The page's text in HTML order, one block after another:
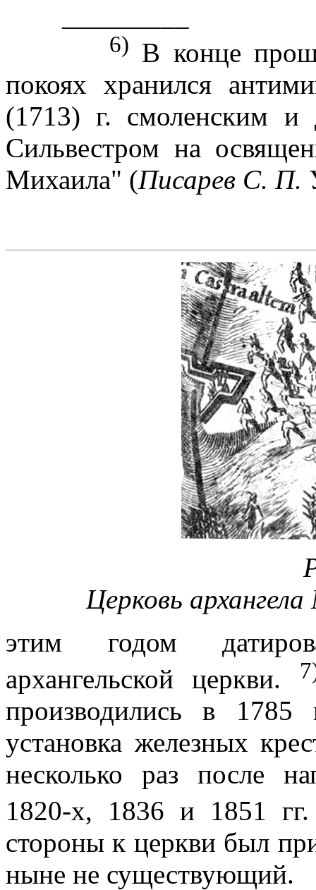
6) В конце
покоях хранился
(1713) г. смоленским и
Сильвестром на
Михаила" (Писарев С. П.
Церковь
этим годом
архангельской церкви.
производились в 1785
установка железных
несколько раз после
1820-х, 1836 и 1851
стороны к церкви был
ныне не существующий.